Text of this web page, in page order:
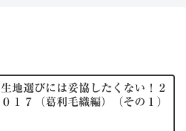
生地選びには妥協したくない！２
０１７（葛利毛織編）（その１）